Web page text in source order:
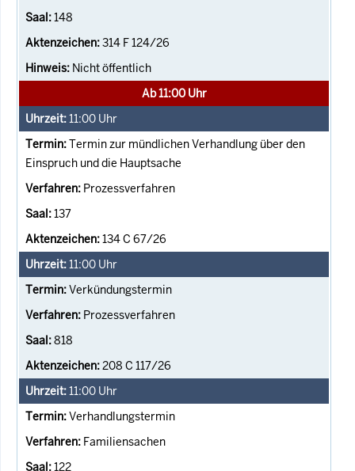
148
314 F 124/26
Nicht öffentlich
Ab 11:00 Uhr
11:00 Uhr
Termin zur mündlichen Verhandlung über den
Einspruch und die Hauptsache
Prozessverfahren
137
134 C 67/26
11:00 Uhr
Verkündungstermin
Prozessverfahren
818
208 C 117/26
11:00 Uhr
Verhandlungstermin
Familiensachen
122